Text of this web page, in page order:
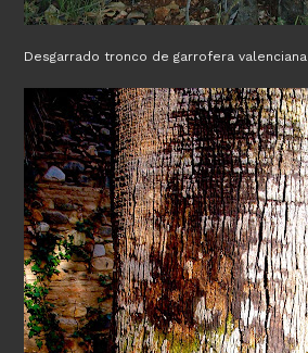
Desgarrado tronco de garrofera valenciana